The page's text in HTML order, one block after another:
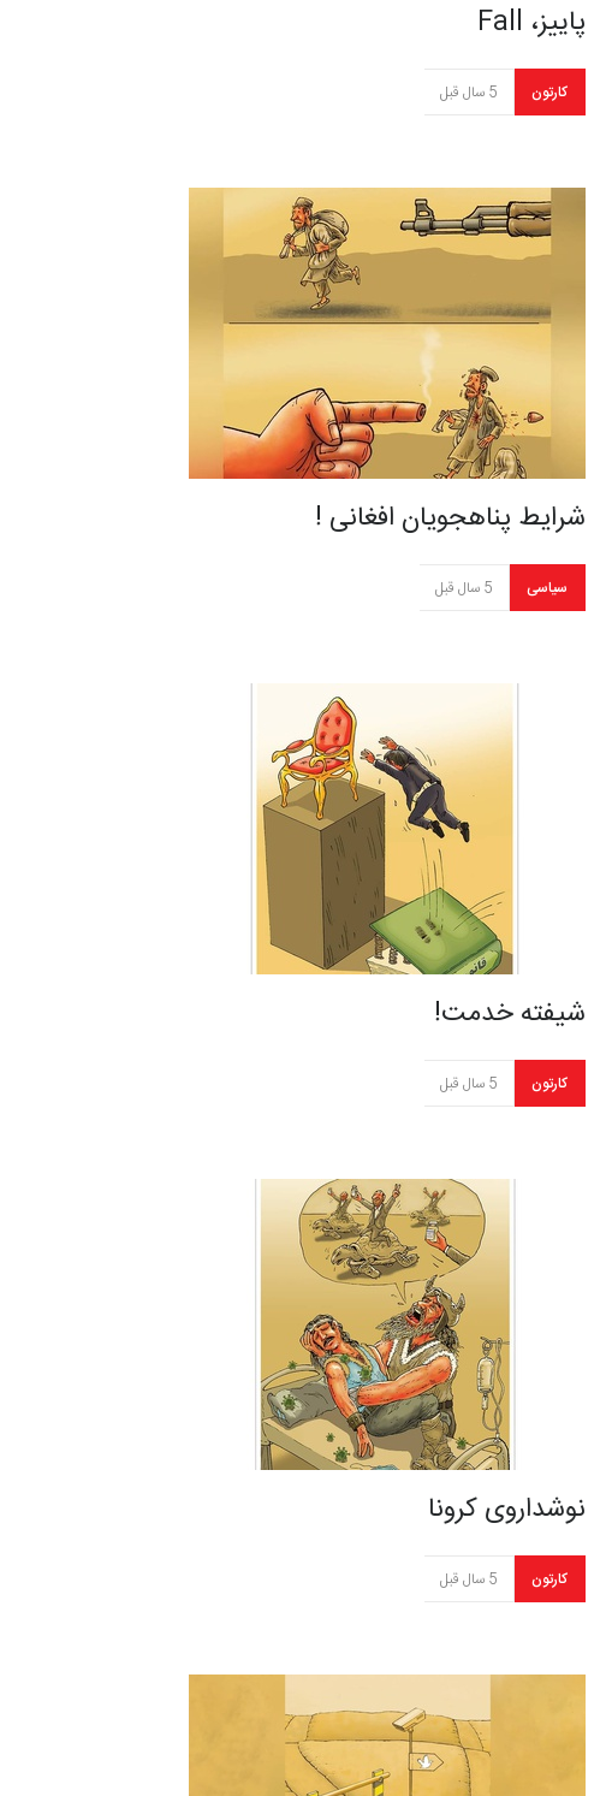
پاییز، Fall
کارتون 5 سال قبل
شرایط پناهجویان افغانی !
سیاسی 5 سال قبل
شیفته خدمت!
کارتون 5 سال قبل
نوشداروی کرونا
کارتون 5 سال قبل